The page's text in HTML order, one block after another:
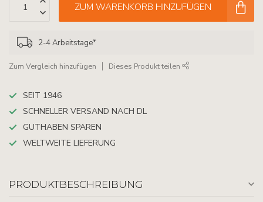
ZUM WARENKORB HINZUFÜGEN
2-4 Arbeitstage*
Zum Vergleich hinzufügen Dieses Produkt teilen
SEIT 1946
SCHNELLER VERSAND NACH DL
GUTHABEN SPAREN
WELTWEITE LIEFERUNG
PRODUKTBESCHREIBUNG